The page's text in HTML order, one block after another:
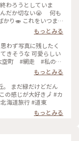
わろうとしていま
んだか切ない😭 何も
かり🍣 これをいつま
北
もっとみる
きそうな 可愛らしい
もっとみる
。 まだ緑だけどだん
#私のことりっぷ旅 #秋さんぽ #北海道旅行 #道東
もっとみる